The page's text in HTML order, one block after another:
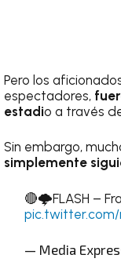
Pero los
espectadores,
estadio a través
Sin embargo,
simplemente
🔴🌩️FLASH –
— Media